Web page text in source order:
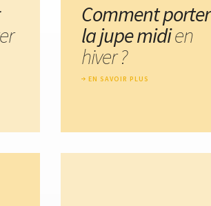
Comment porter
la jupe midien
hiver ?
EN SAVOIR PLUS